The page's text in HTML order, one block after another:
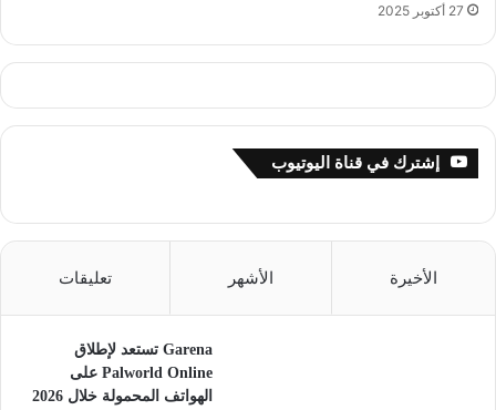
27 أكتوبر 2025
إشترك في قناة اليوتيوب
الأخيرة الأشهر تعليقات
Garena تستعد لإطلاق
Palworld Online على
الهواتف المحمولة خلال 2026